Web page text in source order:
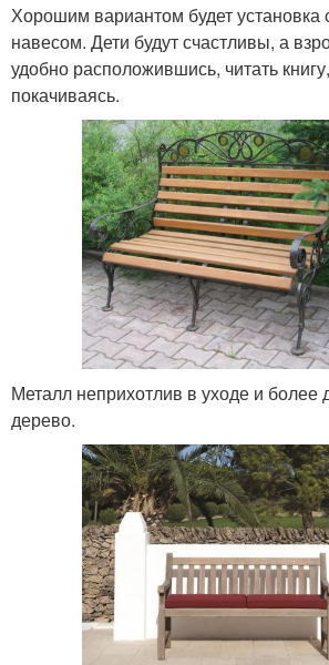
Хорошим вариантом будет установка
навесом. Дети будут счастливы, а
удобно расположившись, читать
покачиваясь.
Металл неприхотлив в уходе и более
дерево.